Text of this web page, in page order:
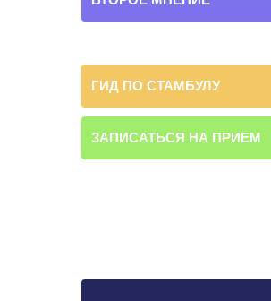
ГИД ПО СТАМБУЛУ
ЗАПИСАТЬСЯ НА ПРИЕМ